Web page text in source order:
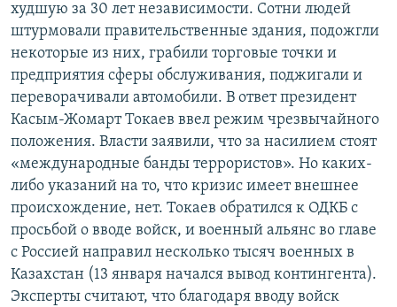
худшую за 30 лет независимости. Сотни людей
штурмовали правительственные здания, подожгли
некоторые из них, грабили торговые точки и
предприятия сферы обслуживания, поджигали и
переворачивали автомобили. В ответ президент
Касым-Жомарт Токаев ввел режим чрезвычайного
положения. Власти заявили, что за насилием стоят
«международные банды террористов». Но каких-
либо указаний на то, что кризис имеет внешнее
происхождение, нет. Токаев обратился к ОДКБ с
просьбой о вводе войск, и военный альянс во главе
с Россией направил несколько тысяч военных в
Казахстан (13 января начался вывод контингента).
Эксперты считают, что благодаря вводу войск